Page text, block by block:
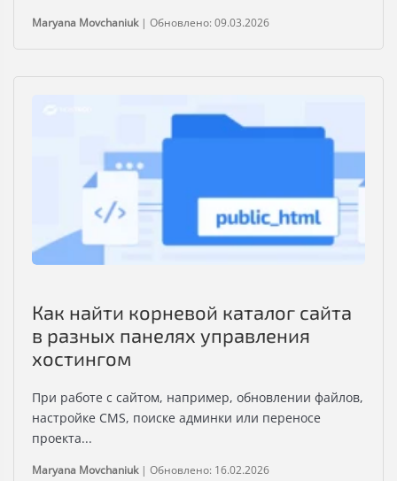
Maryana Movchaniuk| Обновлено: 09.03.2026
Как найти корневой каталог сайта
в разных панелях управления
хостингом
При работе с сайтом, например, обновлении файлов,
настройке CMS, поиске админки или переносе
проекта...
Maryana Movchaniuk| Обновлено: 16.02.2026